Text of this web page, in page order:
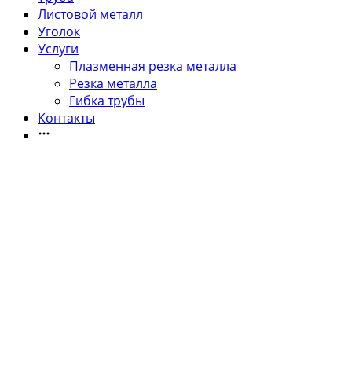
Листовой металл
Уголок
Услуги
Плазменная резка металла
Резка металла
Гибка трубы
Контакты